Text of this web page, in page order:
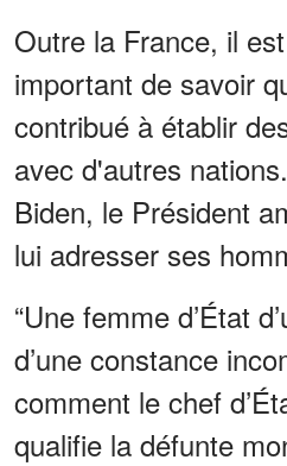
Outre la France, il
important de savoir
contribué à établir
avec d'autres
Biden, le Président
lui adresser ses
“Une femme d’État
d’une constance
comment le chef
qualifie la défunte